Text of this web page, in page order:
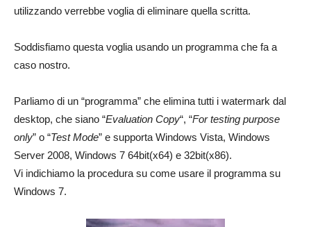
utilizzando verrebbe voglia di eliminare quella scritta.
Soddisfiamo questa voglia usando un programma che fa a
caso nostro.
Parliamo di un “programma” che elimina tutti i watermark dal
desktop, che siano “Evaluation Copy“, “For testing purpose
only” o “Test Mode” e supporta Windows Vista, Windows
Server 2008, Windows 7 64bit(x64) e 32bit(x86).
Vi indichiamo la procedura su come usare il programma su
Windows 7.